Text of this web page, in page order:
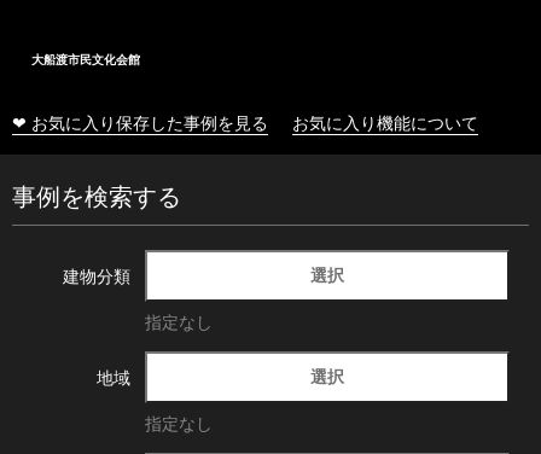
大船渡市民文化会館
❤ お気に入り保存した事例を見る お気に入り機能について
事例を検索する
建物分類 選択
指定なし
地域 選択
指定なし